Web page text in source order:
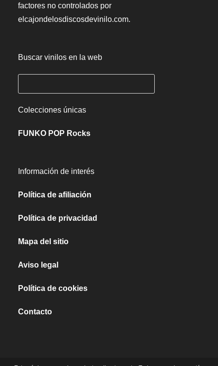
factores no controlados por
elcajondelosdiscosdevinilo.com.
Buscar vinilos en la web
Colecciones únicas
FUNKO POP Rocks
Información de interés
Política de afiliación
Política de privacidad
Mapa del sitio
Aviso legal
Política de cookies
Contacto